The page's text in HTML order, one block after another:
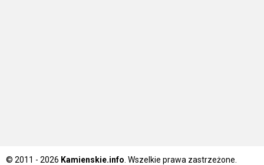
© 2011 - 2026 Kamienskie.info . Wszelkie prawa zastrzeżone.